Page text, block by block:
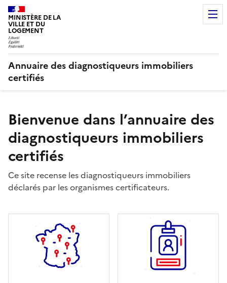
MINISTÈRE DE LA
VILLE ET DU
LOGEMENT
Annuaire des diagnostiqueurs immobiliers
certifiés
Bienvenue dans l’annuaire des
diagnostiqueurs immobiliers
certifiés
Ce site recense les diagnostiqueurs immobiliers
déclarés par les organismes certificateurs.